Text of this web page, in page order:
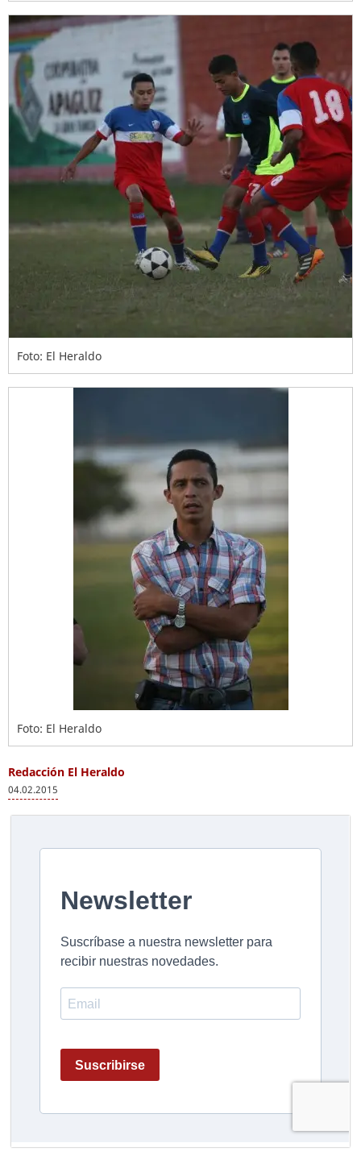
Foto: El Heraldo
Foto: El Heraldo
Redacción El Heraldo
04.02.2015